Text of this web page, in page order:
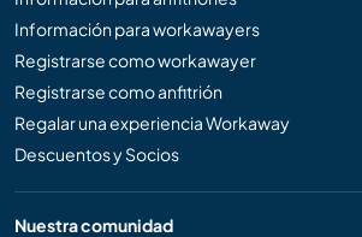
Información para workawayers
Registrarse como workawayer
Registrarse como anfitrión
Regalar una experiencia Workaway
Descuentos y Socios
Nuestra comunidad